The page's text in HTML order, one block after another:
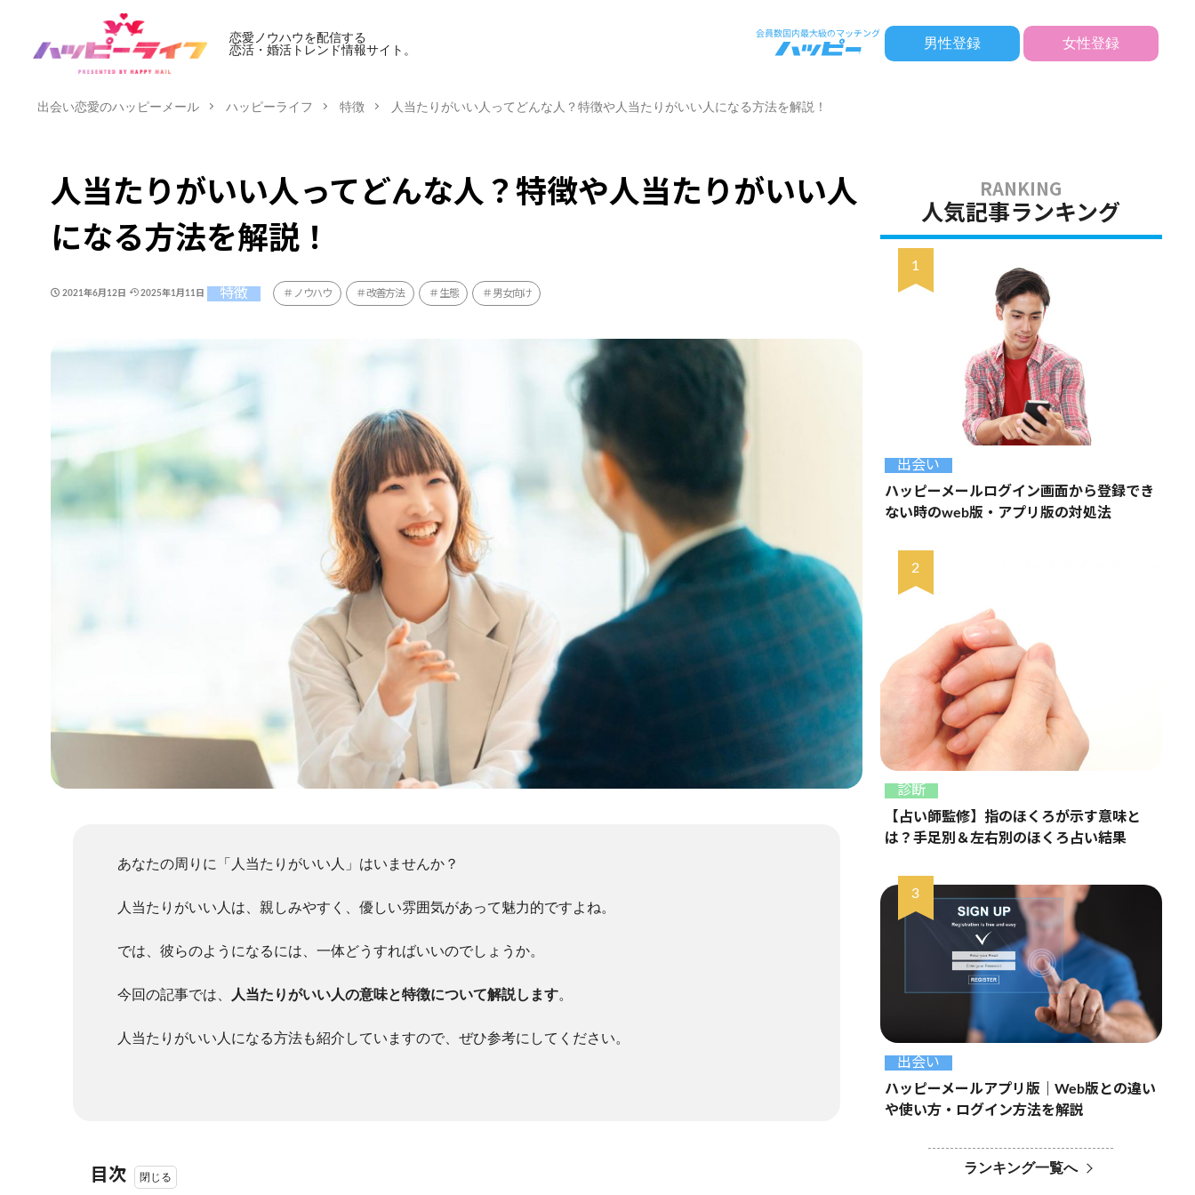
恋愛ノウハウを配信する
恋活・婚活トレンド情報サイト。
男性登録 女性登録
出会い恋愛のハッピーメール ハッピーライフ 特徴 人当たりがいい人ってどんな人？特徴や人当たりがいい人になる方法を解説！
人当たりがいい人ってどんな人？特徴や人当たりがいい人
になる方法を解説！
2021年6月12日 2025年1月11日 特徴 ノウハウ 改善方法 生態 男女向け
あなたの周りに「人当たりがいい人」はいませんか？
人当たりがいい人は、親しみやすく、優しい雰囲気があって魅力的ですよね。
では、彼らのようになるには、一体どうすればいいのでしょうか。
今回の記事では、 人当たりがいい人の意味と特徴について解説します。
人当たりがいい人になる方法も紹介していますので、ぜひ参考にしてください。
目次
人気記事ランキング
出会い
ハッピーメールログイン画面から登録でき
ない時のweb版・アプリ版の対処法
診断
【占い師監修】指のほくろが示す意味と
は？手足別＆左右別のほくろ占い結果
出会い
ハッピーメールアプリ版｜Web版との違い
や使い方・ログイン方法を解説
ランキング一覧へ